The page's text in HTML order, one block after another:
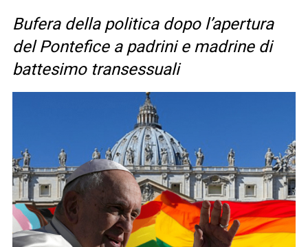
Bufera della politica dopo l’apertura
del Pontefice a padrini e madrine di
battesimo transessuali